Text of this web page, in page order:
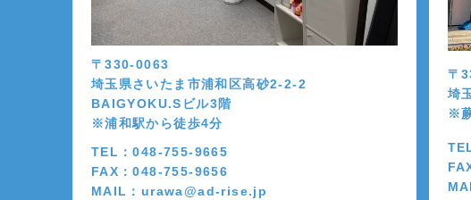
〒330-0063
埼玉県さいたま市浦和区高砂2-2-2
BAIGYOKU.Sビル3階
※浦和駅から徒歩4分
TEL：048-755-9665
FAX：048-755-9656
MAIL：urawa@ad-rise.jp
〒
埼
※